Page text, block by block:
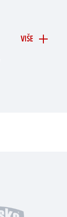
VIŠE